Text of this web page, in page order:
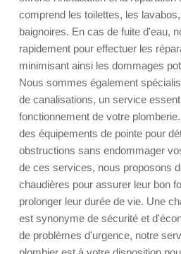
comprend les toilettes, les
baignoires. En cas de fuite d'eau,
rapidement pour effectuer les
minimisant ainsi les dommages
Nous sommes également
de canalisations, un service
fonctionnement de votre
des équipements de pointe pour
obstructions sans endommager
de ces services, nous proposons
chaudières pour assurer leur bon
prolonger leur durée de vie. Une
est synonyme de sécurité et
de problèmes d'urgence, notre